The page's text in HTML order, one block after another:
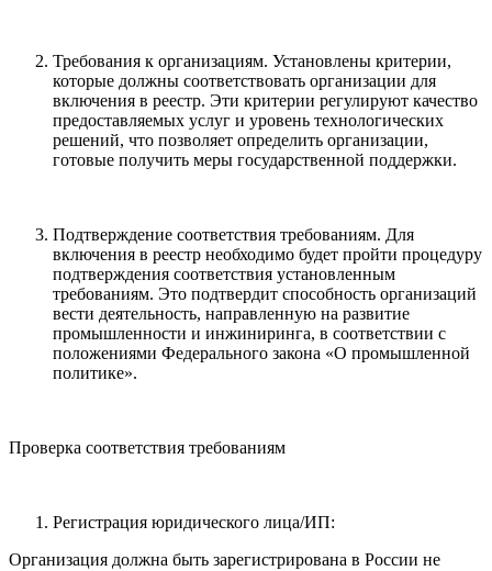
Требования к организациям. Установлены критерии,
которые должны соответствовать организации для
включения в реестр. Эти критерии регулируют качество
предоставляемых услуг и уровень технологических
решений, что позволяет определить организации,
готовые получить меры государственной поддержки.
Подтверждение соответствия требованиям. Для
включения в реестр необходимо будет пройти процедуру
подтверждения соответствия установленным
требованиям. Это подтвердит способность организаций
вести деятельность, направленную на развитие
промышленности и инжиниринга, в соответствии с
положениями Федерального закона «О промышленной
политике».
Проверка соответствия требованиям
Регистрация юридического лица/ИП:
Организация должна быть зарегистрирована в России не